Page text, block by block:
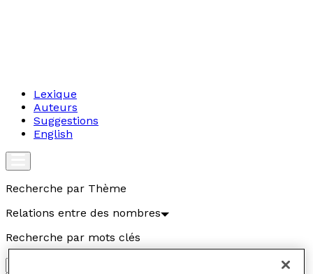
Lexique
Auteurs
Suggestions
English
Recherche par Thème
Relations entre des nombres
Recherche par mots clés